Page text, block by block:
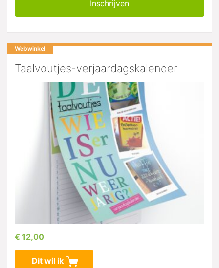
Webwinkel
Taalvoutjes-verjaardagskalender
€ 12,00
Dit wil ik